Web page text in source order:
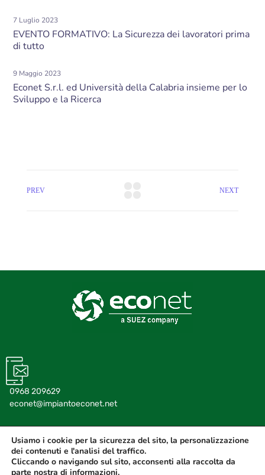
7 Luglio 2023
EVENTO FORMATIVO: La Sicurezza dei lavoratori prima
di tutto
9 Maggio 2023
Econet S.r.l. ed Università della Calabria insieme per lo
Sviluppo e la Ricerca
PREV NEXT
0968 209629
econet@impiantoeconet.net
Zona Industriale San Pietro Lametino - Comparto 14
Usiamo i cookie per la sicurezza del sito, la personalizzazione
dei contenuti e l'analisi del traffico.
Cliccando o navigando sul sito, acconsenti alla raccolta da
parte nostra di informazioni.